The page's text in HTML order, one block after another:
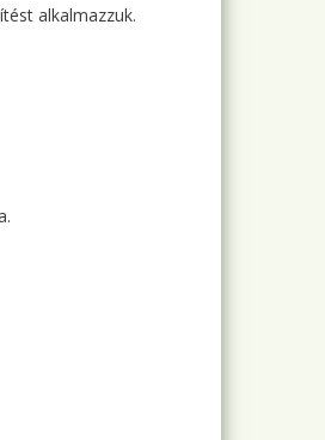
alkalmazzuk.